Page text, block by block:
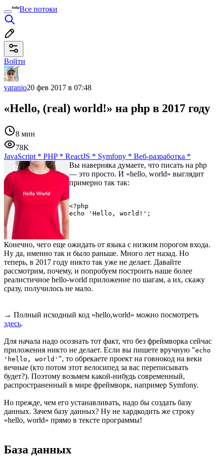
Все потоки
Войти
varanio20 фев 2017 в 07:48
«Hello, (real) world!» на php в 2017 году
8 мин
78K
JavaScript * PHP* ReactJS * Symfony * Веб-разработка *
Вы наверняка думаете, что писать на php
— это просто. И «hello, world» выглядит
примерно так так:
<?php
Конечно, чего еще ожидать от языка с низким порогом входа.
Ну да, именно так и было раньше. Много лет назад. Но
теперь, в 2017 году никто так уже не делает. Давайте
рассмотрим, почему, и попробуем построить наше более
реалистичное hello-world приложение по шагам, а их, скажу
сразу, получилось не мало.
→ Полный исходный код «hello,world» можно посмотреть
здесь.
Для начала надо осознать тот факт, что без фреймворка сейчас
приложения никто не делает. Если вы пишете вручную "echo
'hello, world' ", то обрекаете проект на говнокод на веки
вечные (кто потом этот велосипед за вас переписывать
будет?). Поэтому возьмем какой-нибудь современный,
распространенный в мире фреймворк, например Symfony.
Но прежде, чем его устанавливать, надо бы создать базу
данных. Зачем базу данных? Ну не хардкодить же строку
«hello, world» прямо в тексте программы!
База данных